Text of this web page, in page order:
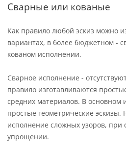
Сварные или кованые
Как правило любой эскиз можно
вариантах, в более бюджетном -
кованом исполнении.
Сварное исполнение -
правило изготавливаются
средних материалов. В основном
простые геометрические эскизы.
исполнение сложных узоров, при
упрощении.